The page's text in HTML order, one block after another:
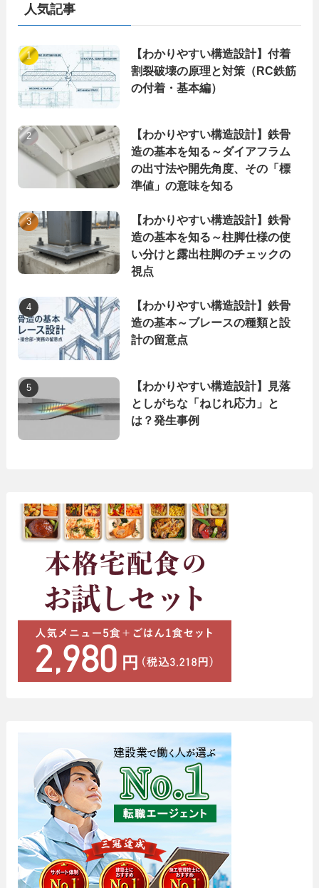
人気記事
【わかりやすい構造設計】付着
割裂破壊の原理と対策（RC鉄筋
の付着・基本編）
【わかりやすい構造設計】鉄骨
造の基本を知る～ダイアフラム
の出寸法や開先角度、その「標
準値」の意味を知る
【わかりやすい構造設計】鉄骨
造の基本を知る～柱脚仕様の使
い分けと露出柱脚のチェックの
視点
【わかりやすい構造設計】鉄骨
造の基本～ブレースの種類と設
計の留意点
【わかりやすい構造設計】見落
としがちな「ねじれ応力」と
は？発生事例